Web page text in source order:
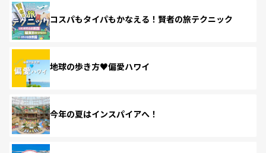
コスパもタイパもかなえる！賢者の旅テクニック
地球の歩き方♥偏愛ハワイ
今年の夏はインスパイアへ！